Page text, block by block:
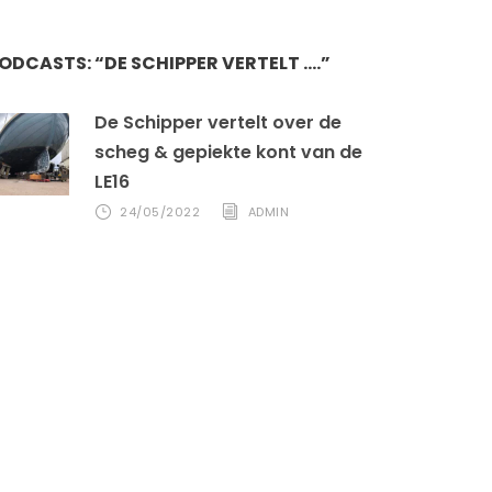
“DE SCHIPPER VERTELT ….”
De Schipper vertelt over de
scheg & gepiekte kont van de
LE16
24/05/2022 ADMIN